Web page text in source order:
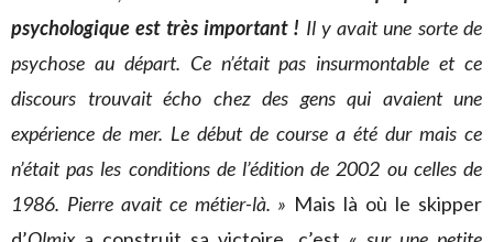
psychologique est très important ! Il y avait une sorte de
psychose au départ. Ce n’était pas insurmontable et ce
discours trouvait écho chez des gens qui avaient une
expérience de mer. Le début de course a été dur mais ce
n’était pas les conditions de l’édition de 2002 ou celles de
1986. Pierre avait ce métier-là. » Mais là où le skipper